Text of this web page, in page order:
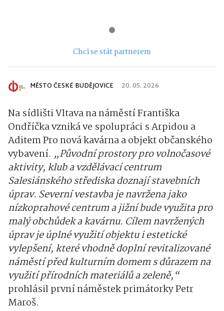
Chci se stát partnerem
MĚSTO ČESKÉ BUDĚJOVICE 20. 05. 2026
Na sídlišti Vltava na náměstí Františka
Ondříčka vzniká ve spolupráci s Arpidou a
Aditem Pro nová kavárna a objekt občanského
vybavení. „Původní prostory pro volnočasové
aktivity, klub a vzdělávací centrum
Salesiánského střediska doznají stavebních
úprav. Severní vestavba je navržena jako
nízkoprahové centrum a jižní bude využita pro
malý obchůdek a kavárnu. Cílem navržených
úprav je úplné využití objektu i estetické
vylepšení, které vhodně doplní revitalizované
náměstí před kulturním domem s důrazem na
využití přírodních materiálů a zeleně,“
prohlásil první náměstek primátorky Petr
Maroš.